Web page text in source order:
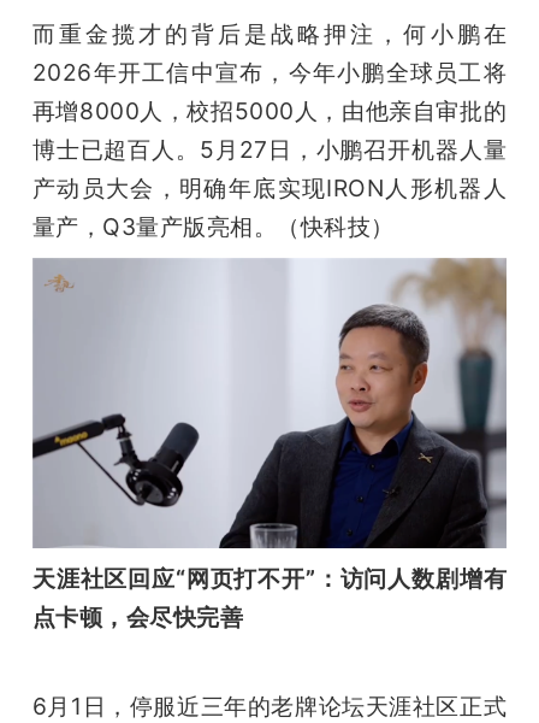
而重金揽才的背后是战略押注，何小鹏在
2026年开工信中宣布，今年小鹏全球员工将
再增8000人，校招5000人，由他亲自审批的
博士已超百人。5月27日，小鹏召开机器人量
产动员大会，明确年底实现IRON人形机器人
量产，Q3量产版亮相。（快科技）
天涯社区回应“网页打不开”：访问人数剧增有
点卡顿，会尽快完善
6月1日，停服近三年的老牌论坛天涯社区正式